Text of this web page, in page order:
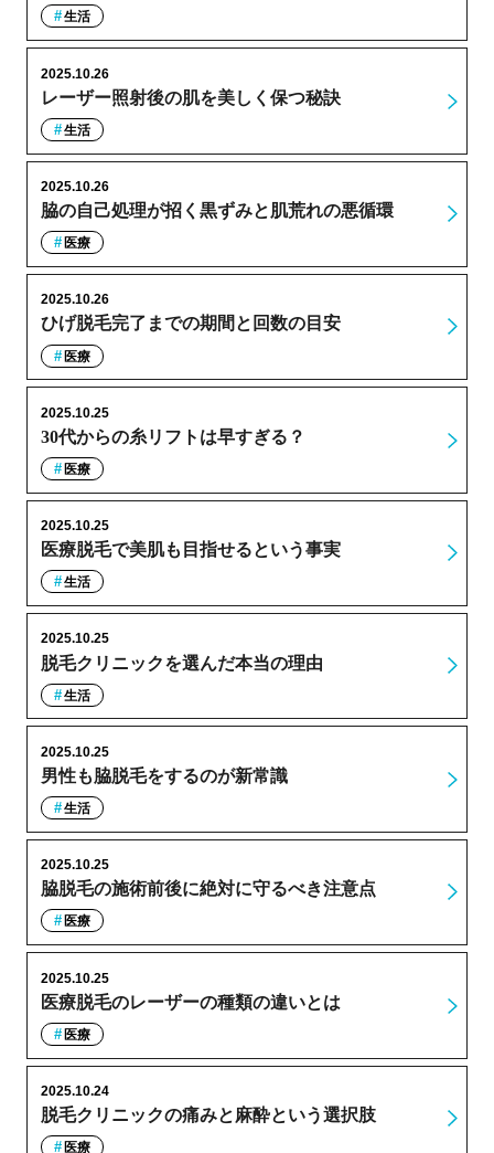
生活
レーザー照射後の肌を美しく保つ秘訣
2025.10.26
生活
脇の自己処理が招く黒ずみと肌荒れの悪循環
2025.10.26
医療
ひげ脱毛完了までの期間と回数の目安
2025.10.26
医療
30代からの糸リフトは早すぎる？
2025.10.25
医療
医療脱毛で美肌も目指せるという事実
2025.10.25
生活
脱毛クリニックを選んだ本当の理由
2025.10.25
生活
男性も脇脱毛をするのが新常識
2025.10.25
生活
脇脱毛の施術前後に絶対に守るべき注意点
2025.10.25
医療
医療脱毛のレーザーの種類の違いとは
2025.10.25
医療
脱毛クリニックの痛みと麻酔という選択肢
2025.10.24
医療